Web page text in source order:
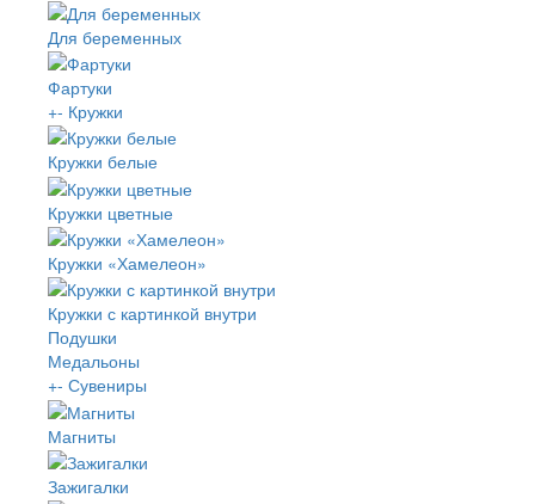
Для беременных
Фартуки
+- Кружки
Кружки белые
Кружки цветные
Кружки «Хамелеон»
Кружки с картинкой внутри
Подушки
Медальоны
+- Сувениры
Магниты
Зажигалки